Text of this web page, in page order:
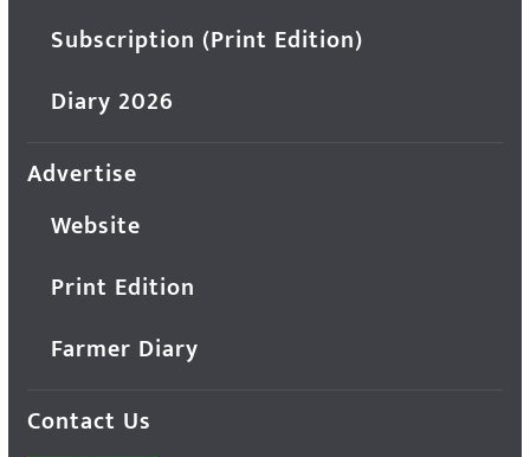
Subscription (Print Edition)
Diary 2026
Advertise
Website
Print Edition
Farmer Diary
Contact Us